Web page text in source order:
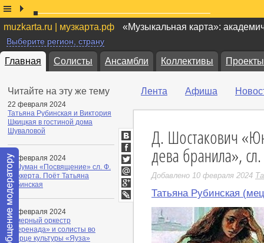
muzkarta.ru | музкарта.рф «Музыкальная карта»:
Выберите регион, страну
Главная Солисты Ансамбли Коллективы Проекты
Читайте на эту же тему
22 февраля 2024
Татьяна Рубинская и Виктория
Шкицкая в гостиной дома
Шуваловой
22 февраля 2024
Р. Шуман «Посвящение» сл. Ф.
Рюккерта. Поёт Татьяна
Рубинская
13 февраля 2024
Камерный оркестр
«Серенада» и солисты во
дворце культуры «Яуза»
Лента Афиша
Д. Шостакович
дева бранила»,
Добавлено 10 февраля 2024
Татьяна Рубинская
ВКонтакте
Facebook
Twitter
Мой
Мир
Google+
LiveJournal